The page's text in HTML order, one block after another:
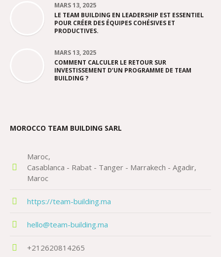
MARS 13, 2025
LE TEAM BUILDING EN LEADERSHIP EST ESSENTIEL
POUR CRÉER DES ÉQUIPES COHÉSIVES ET
PRODUCTIVES.
MARS 13, 2025
COMMENT CALCULER LE RETOUR SUR
INVESTISSEMENT D’UN PROGRAMME DE TEAM
BUILDING ?
MOROCCO TEAM BUILDING SARL
Maroc
Casablanca - Rabat - Tanger - Marrakech - Agadir
Maroc
https://team-building.ma
hello@team-building.ma
+212620814265